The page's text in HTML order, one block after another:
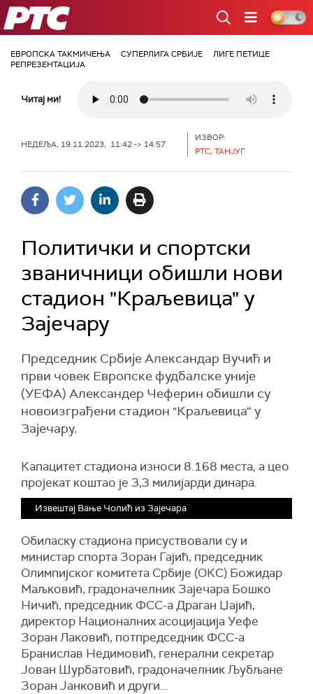
РТС
ЕВРОПСКА ТАКМИЧЕЊА СУПЕРЛИГА СРБИЈЕ
ЛИГЕ ПЕТИЦЕ
РЕПРЕЗЕНТАЦИЈА
Читај ми!
НЕДЕЉА, 19.11.2023, 11:42 -> 14:57
ИЗВОР:
РТС, ТАНЈУГ
Политички и спортски
званичници обишли нови
стадион "Краљевица" у
Зајечару
Председник Србије Александар Вучић и
први човек Европске фудбалске уније
(УЕФА) Александер Чеферин обишли су
новоизграђени стадион "Краљевица“ у
Зајечару.
Капацитет стадиона износи 8.168 места, а цео
пројекат коштао је 3,3 милијарди динара.
Извештај Вање Чолић из Зајечара
Обиласку стадиона присуствoвали су и
министар спорта Зоран Гајић, председник
Олимпијског комитета Србије (ОКС) Божидар
Маљковић, градоначелник Зајечара Бошко
Ничић, председник ФСС-а Драган Џајић,
директор Националних асоцијација Уефе
Зоран Лаковић, потпредседник ФСС-а
Бранислав Недимовић, генерални секретар
Јован Шурбатовић, градоначелник Љубљане
Зоран Јанковић и други...